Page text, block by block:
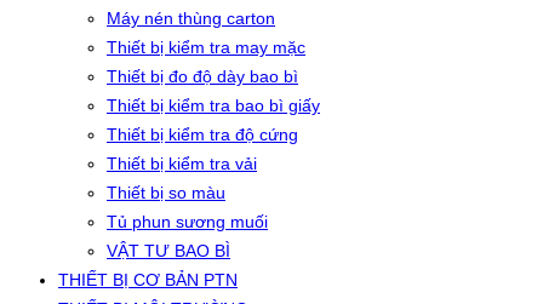
Máy nén thùng carton
Thiết bị kiểm tra may mặc
Thiết bị đo độ dày bao bì
Thiết bị kiểm tra bao bì giấy
Thiết bị kiểm tra độ cứng
Thiết bị kiểm tra vải
Thiết bị so màu
Tủ phun sương muối
VẬT TƯ BAO BÌ
THIẾT BỊ CƠ BẢN PTN